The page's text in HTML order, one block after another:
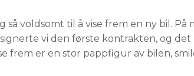
voldsomt til å vise frem en ny bil. På
signerte vi den første kontrakten, og
frem er en stor pappfigur av bilen,